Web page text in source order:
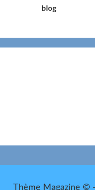
blog
Thème Magazine ©